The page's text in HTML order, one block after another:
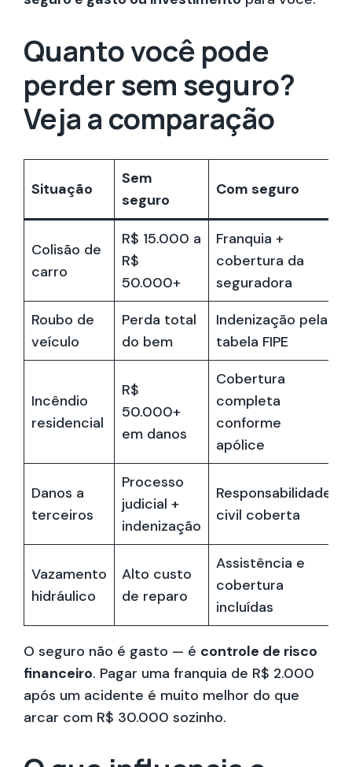
Quanto você pode
perder sem seguro?
Veja a comparação
Situação
Sem
seguro
Com seguro
Colisão de
carro
R$ 15.000 a
R$
50.000+
Franquia +
cobertura da
seguradora
Roubo de
veículo
Perda total
do bem
Indenização pela
tabela FIPE
Incêndio
residencial
R$
50.000+
em danos
Cobertura
completa
conforme
apólice
Danos a
terceiros
Processo
judicial +
indenização
Responsabilidade
civil coberta
Vazamento
hidráulico
Alto custo
de reparo
Assistência e
cobertura
incluídas
O seguro não é gasto — é controle de risco
financeiro. Pagar uma franquia de R$ 2.000
após um acidente é muito melhor do que
arcar com R$ 30.000 sozinho.